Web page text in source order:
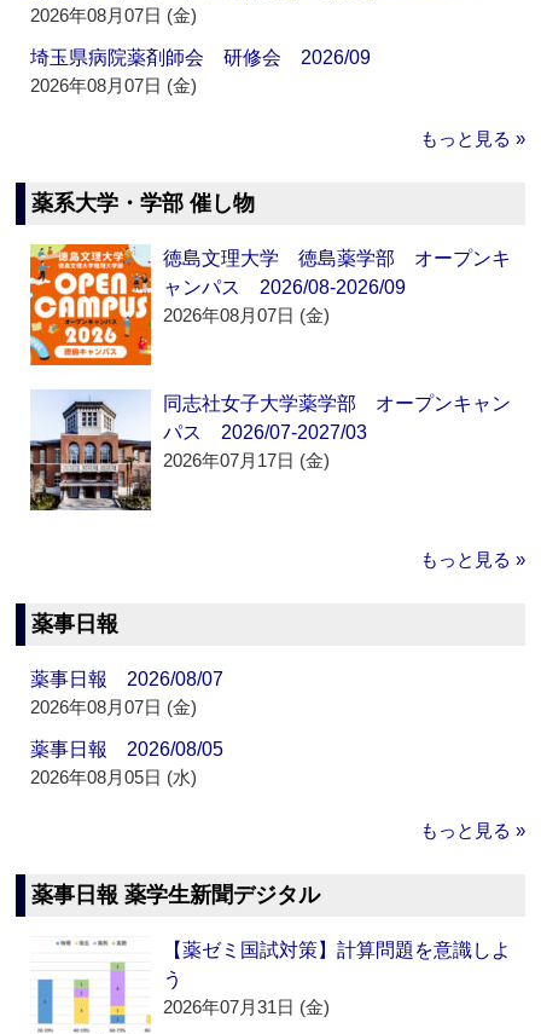
2026年08月07日 (金)
埼玉県病院薬剤師会 研修会 2026/09
2026年08月07日 (金)
もっと見る »
薬系大学・学部 催し物
徳島文理大学 徳島薬学部 オープンキ
ャンパス 2026/08-2026/09
2026年08月07日 (金)
同志社女子大学薬学部 オープンキャン
パス 2026/07-2027/03
2026年07月17日 (金)
もっと見る »
薬事日報
薬事日報 2026/08/07
2026年08月07日 (金)
薬事日報 2026/08/05
2026年08月05日 (水)
もっと見る »
薬事日報 薬学生新聞デジタル
【薬ゼミ国試対策】計算問題を意識しよ
う
2026年07月31日 (金)